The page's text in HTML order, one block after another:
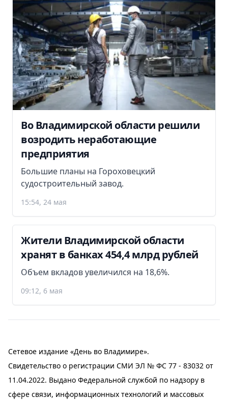
Во Владимирской области решили
возродить неработающие
предприятия
Большие планы на Гороховецкий
судостроительный завод.
15:54, 24 мая
Жители Владимирской области
хранят в банках 454,4 млрд рублей
Объем вкладов увеличился на 18,6%.
09:12, 6 мая
Сетевое издание «День во Владимире».
Свидетельство о регистрации СМИ ЭЛ № ФС 77 - 83032 от
11.04.2022. Выдано Федеральной службой по надзору в
сфере связи, информационных технологий и массовых